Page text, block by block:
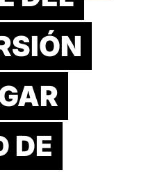
DE